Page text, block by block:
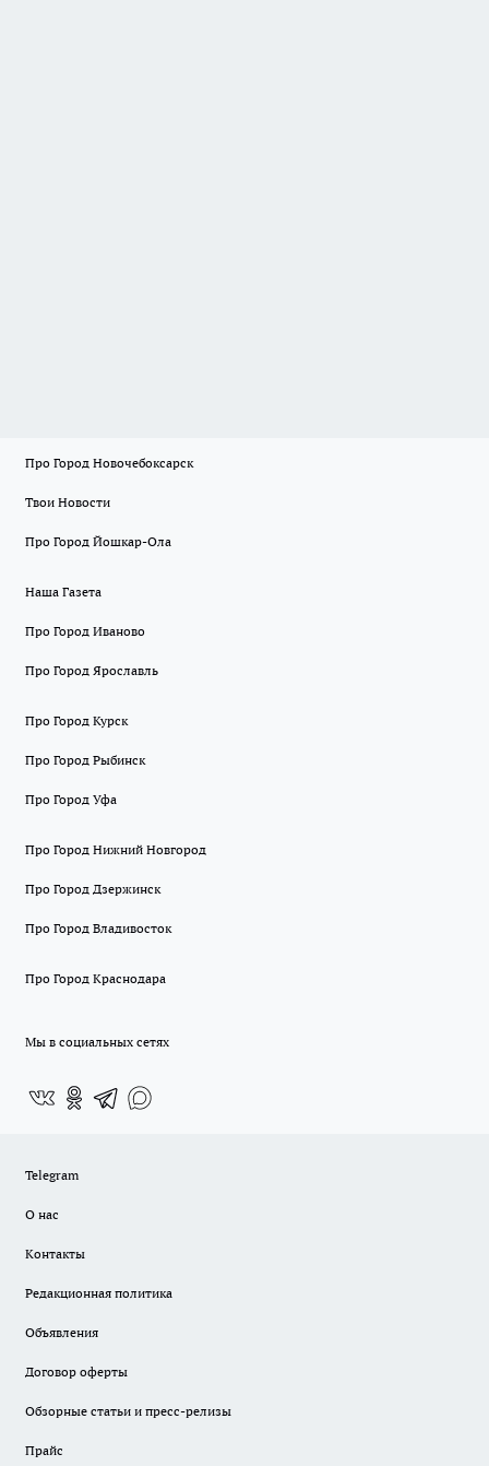
Про Город Новочебоксарск
Твои Новости
Про Город Йошкар-Ола
Наша Газета
Про Город Иваново
Про Город Ярославль
Про Город Курск
Про Город Рыбинск
Про Город Уфа
Про Город Нижний Новгород
Про Город Дзержинск
Про Город Владивосток
Про Город Краснодара
Мы в социальных сетях
Telegram
О нас
Контакты
Редакционная политика
Объявления
Договор оферты
Обзорные статьи и пресс-релизы
Прайс